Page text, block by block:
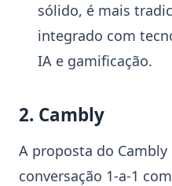
sólido, é mais
integrado com
IA e gamificação.
2. Cambly
A proposta do
conversação 1-a-1